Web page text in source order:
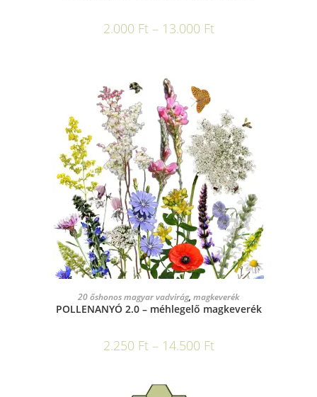
2.000 Ft – 13.000 Ft
OPCIÓK VÁLASZTÁSA
20 őshonos magyar vadvirág, magkeverék
POLLENANYÓ 2.0 – méhlegelő magkeverék
2.250 Ft – 14.500 Ft